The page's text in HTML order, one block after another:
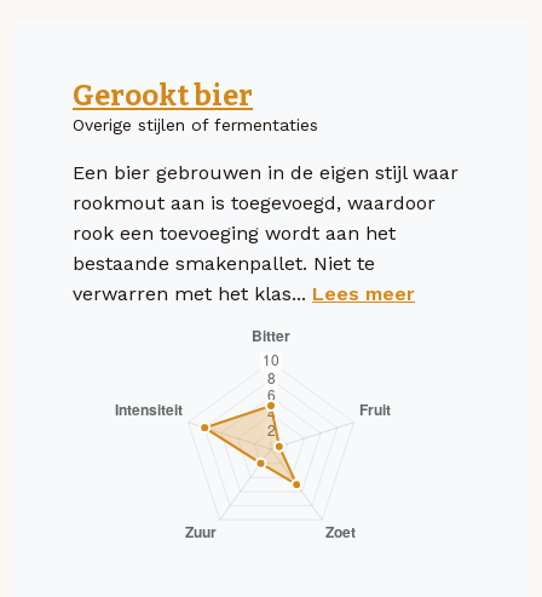
Gerookt bier
Overige stijlen of fermentaties
Een bier gebrouwen in de eigen stijl waar
rookmout aan is toegevoegd, waardoor
rook een toevoeging wordt aan het
bestaande smakenpallet. Niet te
verwarren met het klas... Lees meer